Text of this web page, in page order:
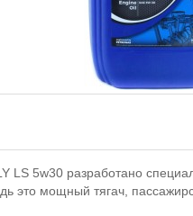
LS 5w30 разработано
это мощный тягач,